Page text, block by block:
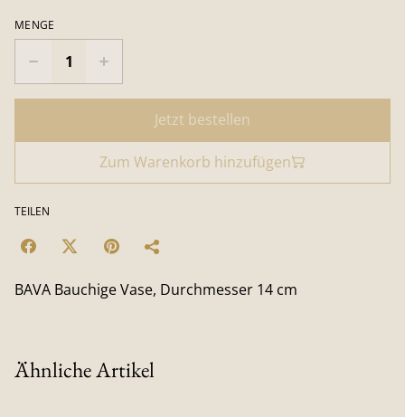
MENGE
Jetzt bestellen
Zum Warenkorb hinzufügen
TEILEN
BAVA Bauchige Vase, Durchmesser 14 cm
Ähnliche Artikel